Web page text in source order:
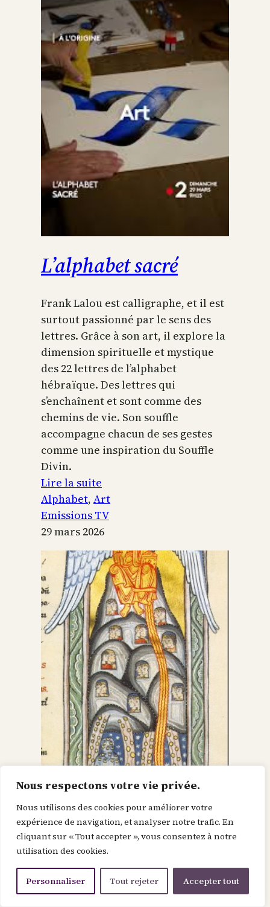
Nous respectons votre vie privée.
Nous utilisons des cookies pour améliorer votre
expérience de navigation, et analyser notre trafic. En
cliquant sur « Tout accepter », vous consentez à notre
utilisation des cookies.
Personnaliser Tout rejeter Accepter tout
L’alphabet sacré
Frank Lalou est calligraphe, et il est
surtout passionné par le sens des
lettres. Grâce à son art, il explore la
dimension spirituelle et mystique
des 22 lettres de l’alphabet
hébraïque. Des lettres qui
s’enchaînent et sont comme des
chemins de vie. Son souffle
accompagne chacun de ses gestes
comme une inspiration du Souffle
Divin.
Lire la suite
L’alphabet
sacré
Alphabet, Art
Emissions TV
29 mars 2026
Dieu dans le Christ,
recherche l’homme et
le renouvelle